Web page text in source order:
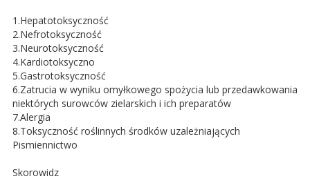
1.Hepatotoksyczność
2.Nefrotoksyczność
3.Neurotoksyczność
4.Kardiotoksyczno
5.Gastrotoksyczność
6.Zatrucia w wyniku omyłkowego spożycia lub przedawkowania
niektórych surowców zielarskich i ich preparatów
7.Alergia
8.Toksyczność roślinnych środków uzależniających
Pismiennictwo
Skorowidz